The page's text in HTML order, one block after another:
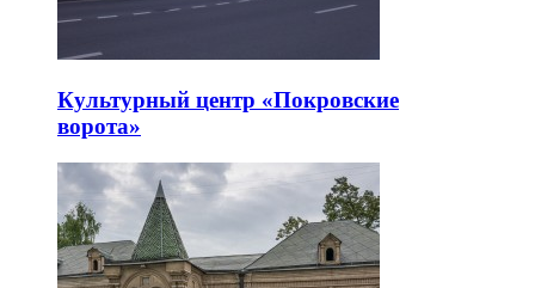
Культурный центр «Покровские
ворота»